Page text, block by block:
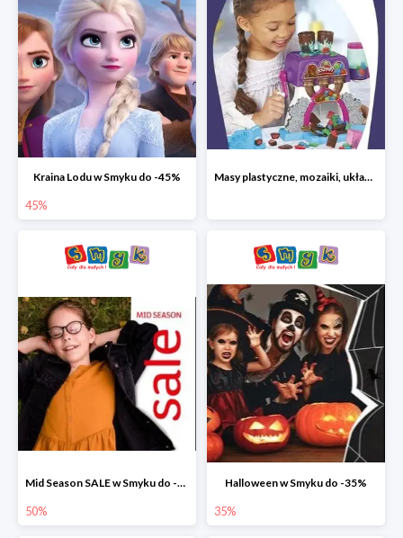
Kraina Lodu w Smyku do -45%
45%
Masy plastyczne, mozaiki, układanki do -45%
Mid Season SALE w Smyku do -50%
50%
Halloween w Smyku do -35%
35%